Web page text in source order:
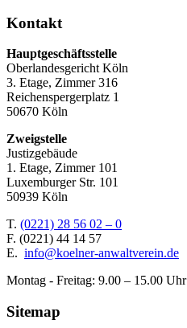
Kontakt
Hauptgeschäftsstelle
Oberlandesgericht Köln
3. Etage, Zimmer 316
Reichenspergerplatz 1
50670 Köln
Zweigstelle
Justizgebäude
1. Etage, Zimmer 101
Luxemburger Str. 101
50939 Köln
T. (0221) 28 56 02 – 0
F. (0221) 44 14 57
E. info@koelner-anwaltverein.de
Montag - Freitag: 9.00 – 15.00 Uhr
Sitemap